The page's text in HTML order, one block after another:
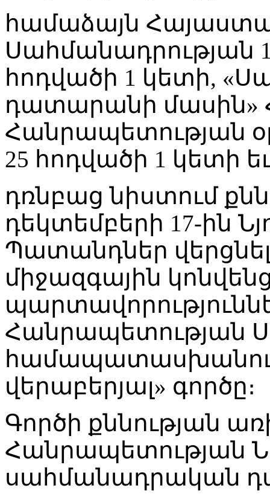
համաձայն
Սահմանադրության
հոդվածի 1 կետի,
դատարանի մասին»
Հանրապետության
25 հոդվածի 1 կետի
դռնբաց նիստում
դեկտեմբերի 17-ին
Պատանդներ
միջազգային
Հանրապետության
վերաբերյալ» գործը։
Գործի քննության
Հանրապետության
սահմանադրական